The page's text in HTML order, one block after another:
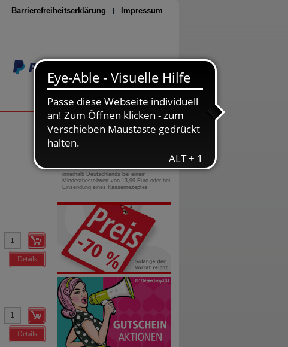
Barrierefreiheitserklärung Impressum
Seite drucken
Details
Details
0800-10 11 422
gebührenfreie Rufnummer
innerhalb Deutschlands bei einem
Mindestbestellwert von 13,99 Euro oder bei
Einsendung eines Kassenrezeptes